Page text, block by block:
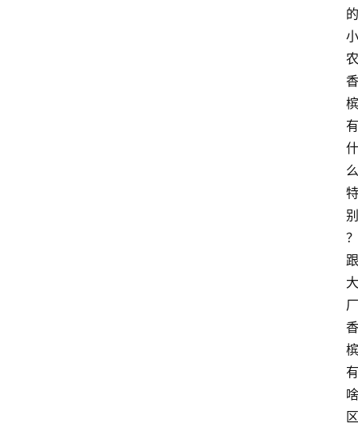
的
小
农
香
槟
有
什
么
特
别
？
跟
大
厂
香
槟
有
啥
区